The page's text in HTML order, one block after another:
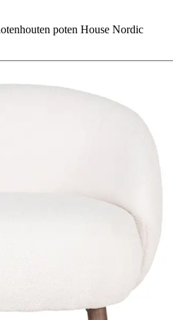
poten House Nordic